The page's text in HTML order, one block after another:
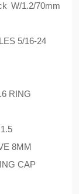
W/1.2/70mm
5/16-24
RING
8MM
CAP